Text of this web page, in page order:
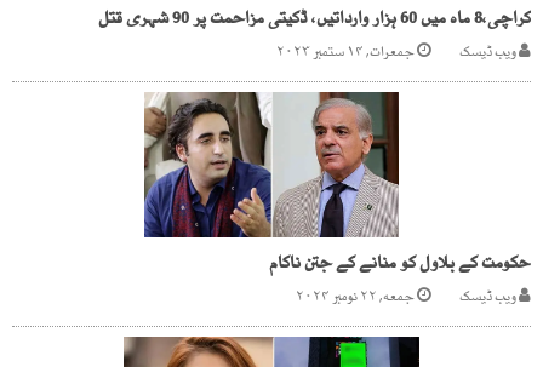
کراچی،8 ماہ میں 60 ہزار وارداتیں، ڈکیتی مزاحمت پر 90 شہری قتل
ویب ڈیسک جمعرات, ۱۴ ستمبر ۲۰۲۳
حکومت کے بلاول کو منانے کے جتن ناکام
ویب ڈیسک جمعه, ۲۲ نومبر ۲۰۲۴